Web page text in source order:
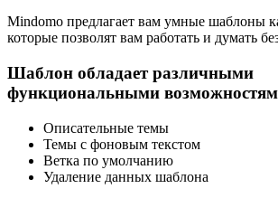
Mindomo предлагает вам умные шаблоны
которые позволят вам работать и думать
Шаблон обладает различными
функциональными
Описательные темы
Темы с фоновым текстом
Ветка по умолчанию
Удаление данных шаблона